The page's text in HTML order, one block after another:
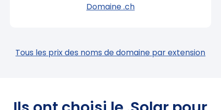
Domaine .ch
Tous les prix des noms de domaine par extension